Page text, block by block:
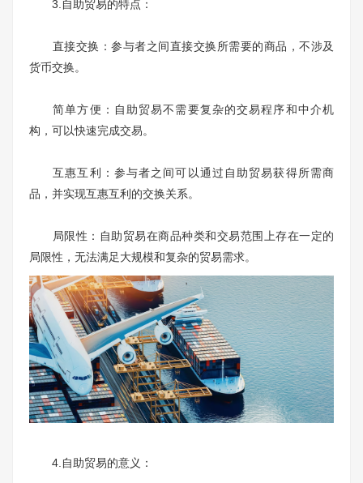
3.自助贸易的特点：
直接交换：参与者之间直接交换所需要的商品，不涉及
货币交换。
简单方便：自助贸易不需要复杂的交易程序和中介机
构，可以快速完成交易。
互惠互利：参与者之间可以通过自助贸易获得所需商
品，并实现互惠互利的交换关系。
局限性：自助贸易在商品种类和交易范围上存在一定的
局限性，无法满足大规模和复杂的贸易需求。
4.自助贸易的意义：